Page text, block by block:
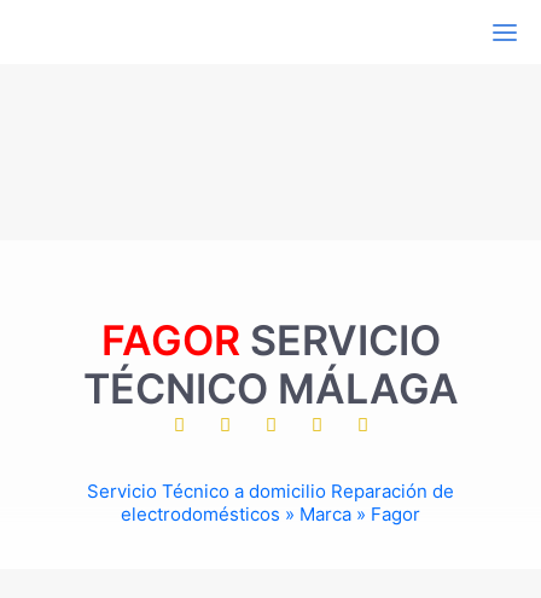
Beko
Bluesky
Carrier
FAGOR SERVICIO
TÉCNICO MÁLAGA
Servicio Técnico a domicilio Reparación de
electrodomésticos » Marca » Fagor